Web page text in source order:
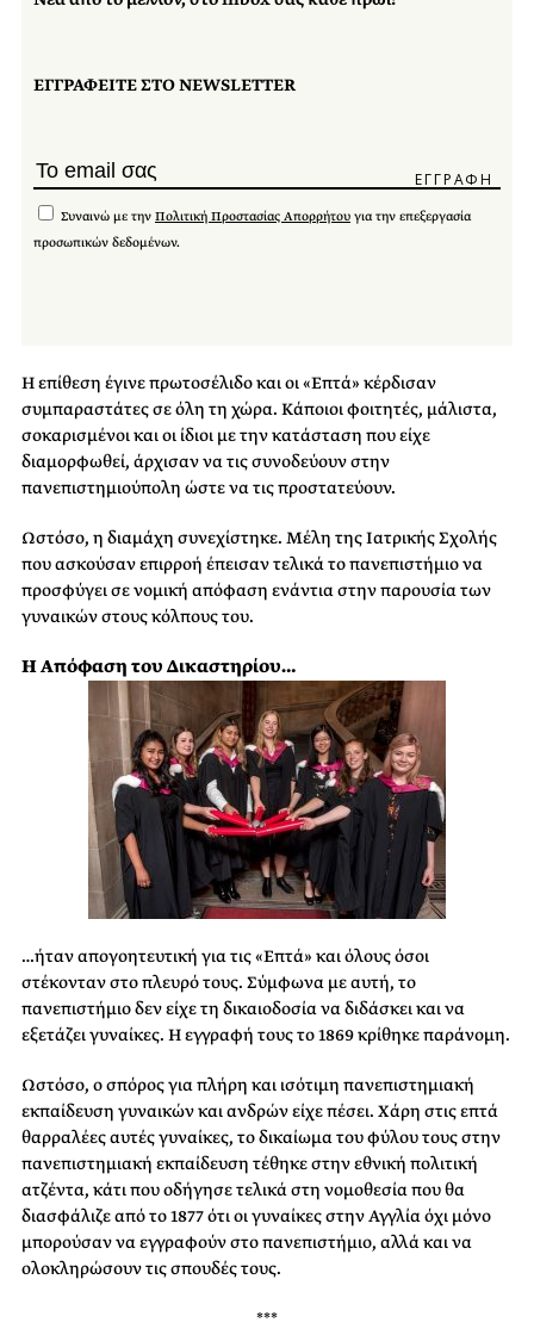
ΕΓΓΡΑΦΕΙΤΕ ΣΤΟ NEWSLETTER
Συναινώ με την Πολιτική Προστασίας Απορρήτου για την επεξεργασία
προσωπικών δεδομένων.
Η επίθεση έγινε πρωτοσέλιδο και οι «Επτά» κέρδισαν
συμπαραστάτες σε όλη τη χώρα. Κάποιοι φοιτητές, μάλιστα,
σοκαρισμένοι και οι ίδιοι με την κατάσταση που είχε
διαμορφωθεί, άρχισαν να τις συνοδεύουν στην
πανεπιστημιούπολη ώστε να τις προστατεύουν.
Ωστόσο, η διαμάχη συνεχίστηκε. Μέλη της Ιατρικής Σχολής
που ασκούσαν επιρροή έπεισαν τελικά το πανεπιστήμιο να
προσφύγει σε νομική απόφαση ενάντια στην παρουσία των
γυναικών στους κόλπους του.
Η Απόφαση του Δικαστηρίου…
…ήταν απογοητευτική για τις «Επτά» και όλους όσοι
στέκονταν στο πλευρό τους. Σύμφωνα με αυτή, το
πανεπιστήμιο δεν είχε τη δικαιοδοσία να διδάσκει και να
εξετάζει γυναίκες. Η εγγραφή τους το 1869 κρίθηκε παράνομη.
Ωστόσο, ο σπόρος για πλήρη και ισότιμη πανεπιστημιακή
εκπαίδευση γυναικών και ανδρών είχε πέσει. Χάρη στις επτά
θαρραλέες αυτές γυναίκες, το δικαίωμα του φύλου τους στην
πανεπιστημιακή εκπαίδευση τέθηκε στην εθνική πολιτική
ατζέντα, κάτι που οδήγησε τελικά στη νομοθεσία που θα
διασφάλιζε από το 1877 ότι οι γυναίκες στην Αγγλία όχι μόνο
μπορούσαν να εγγραφούν στο πανεπιστήμιο, αλλά και να
ολοκληρώσουν τις σπουδές τους.
***